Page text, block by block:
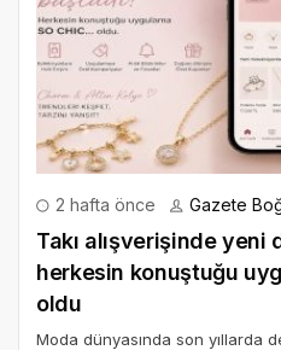
2 hafta önce Gazete
Takı alışverişinde yeni
herkesin konuştuğu
oldu
Moda dünyasında son yıllarda